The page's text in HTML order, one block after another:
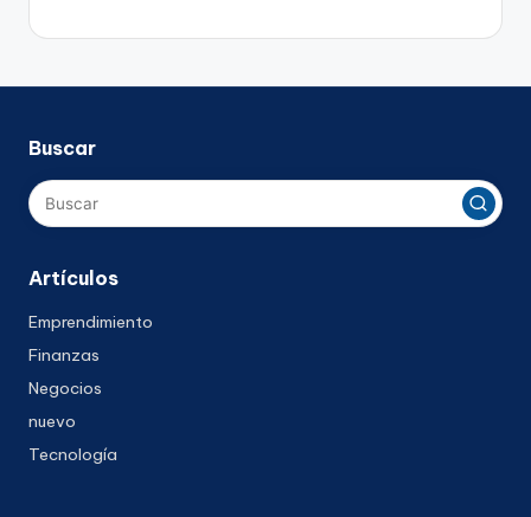
Buscar
Artículos
Emprendimiento
Finanzas
Negocios
nuevo
Tecnología